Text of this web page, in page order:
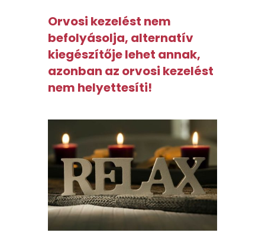
Orvosi kezelést nem
befolyásolja, alternatív
kiegészítője lehet annak,
azonban az orvosi kezelést
nem helyettesíti!